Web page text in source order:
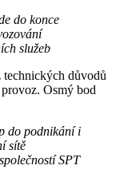
do konce
služeb
důvodů
Osmý bod
do podnikání i
sítě
SPT